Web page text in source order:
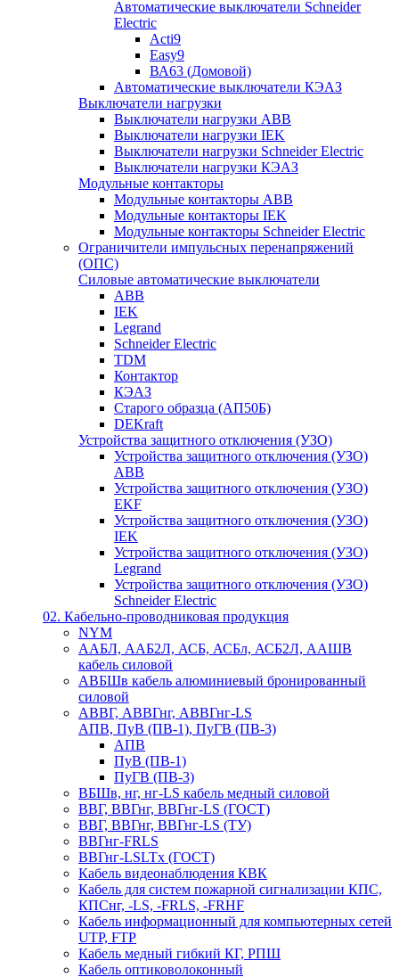
Автоматические выключатели Schneider
Electric
Acti9
Easy9
ВА63 (Домовой)
Автоматические выключатели КЭАЗ
Выключатели нагрузки
Выключатели нагрузки ABB
Выключатели нагрузки IEK
Выключатели нагрузки Schneider Electric
Выключатели нагрузки КЭАЗ
Модульные контакторы
Модульные контакторы ABB
Модульные контакторы IEK
Модульные контакторы Schneider Electric
Ограничители импульсных перенапряжений
(ОПС)
Силовые автоматические выключатели
ABB
IEK
Legrand
Schneider Electric
TDM
Контактор
КЭАЗ
Старого образца (АП50Б)
DEKraft
Устройства защитного отключения (УЗО)
Устройства защитного отключения (УЗО)
ABB
Устройства защитного отключения (УЗО)
EKF
Устройства защитного отключения (УЗО)
IEK
Устройства защитного отключения (УЗО)
Legrand
Устройства защитного отключения (УЗО)
Schneider Electric
02. Кабельно-проводниковая продукция
NYM
ААБЛ, ААБ2Л, АСБ, АСБл, АСБ2Л, ААШВ
кабель силовой
АВБШв кабель алюминиевый бронированный
силовой
АВВГ, АВВГнг, АВВГнг-LS
АПВ, ПуВ (ПВ-1), ПуГВ (ПВ-3)
АПВ
ПуВ (ПВ-1)
ПуГВ (ПВ-3)
ВБШв, нг, нг-LS кабель медный силовой
ВВГ, ВВГнг, ВВГнг-LS (ГОСТ)
ВВГ, ВВГнг, ВВГнг-LS (ТУ)
ВВГнг-FRLS
ВВГнг-LSLTx (ГОСТ)
Кабель видеонаблюдения КВК
Кабель для систем пожарной сигнализации КПС,
КПСнг, -LS, -FRLS, -FRHF
Кабель информационный для компьютерных сетей
UTP, FTP
Кабель медный гибкий КГ, РПШ
Кабель оптиковолоконный